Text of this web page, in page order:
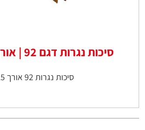
סיכות נגרות דגם 92 | אורך 15 מ"מ
סיכות נגרות 92 אורך 15